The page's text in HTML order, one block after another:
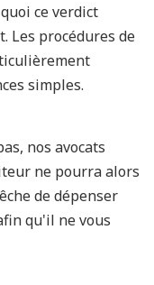
ce verdict
Les procédures de
simples.
nos avocats
ne pourra alors
de dépenser
qu'il ne vous